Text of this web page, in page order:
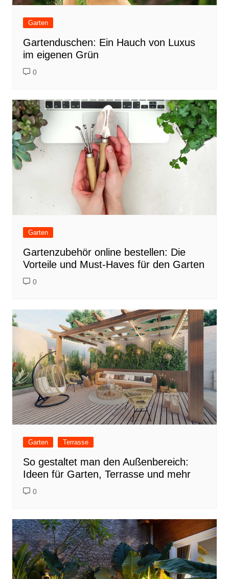
Garten
Gartenduschen: Ein Hauch von Luxus
im eigenen Grün
0
Garten
Gartenzubehör online bestellen: Die
Vorteile und Must-Haves für den Garten
0
Garten Terrasse
So gestaltet man den Außenbereich:
Ideen für Garten, Terrasse und mehr
0